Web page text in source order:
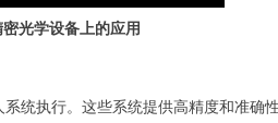
光学设备上的应用
统执行。这些系统提供高精度和准确